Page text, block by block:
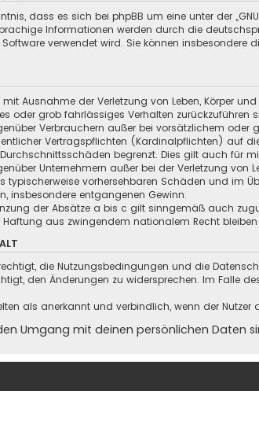
dass es sich bei phpBB um eine unter der „
Informationen werden durch die
verwendet wird. Sie können
mit Ausnahme der Verletzung von Leben, Körper
oder grob fahrlässiges Verhalten
Verbrauchern außer bei vorsätzlichem
Vertragspflichten (Kardinalpflichten) auf
begrenzt. Dies gilt auch für
Unternehmern außer bei der Verletzung
typischerweise vorhersehbaren Schäden und im
insbesondere entgangenen Gewinn.
der Absätze a bis c gilt sinngemäß auch
Haftung aus zwingendem nationalem Recht bleiben
die Nutzungsbedingungen und die
den Änderungen zu widersprechen. Im Falle
als anerkannt und verbindlich, wenn der
Umgang mit deinen persönlichen Daten